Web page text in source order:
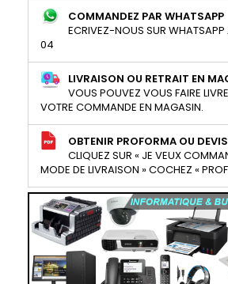
COMMANDEZ PAR WHATSAPP
ECRIVEZ-NOUS SUR
04
LIVRAISON OU RETRAIT EN
VOUS POUVEZ VOUS FAIRE
VOTRE COMMANDE EN MAGASIN.
OBTENIR PROFORMA OU DEVIS
CLIQUEZ SUR « JE VEUX
MODE DE LIVRAISON » COCHEZ «